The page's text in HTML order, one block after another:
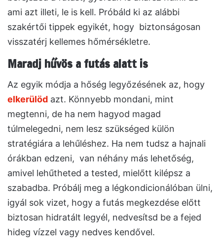
ami azt illeti, le is kell. Próbáld ki az alábbi
szakértői tippek egyikét, hogy biztonságosan
visszatérj kellemes hőmérsékletre.
Maradj hűvös a futás alatt is
Az egyik módja a hőség legyőzésének az, hogy
elkerülöd azt. Könnyebb mondani, mint
megtenni, de ha nem hagyod magad
túlmelegedni, nem lesz szükséged külön
stratégiára a lehűléshez. Ha nem tudsz a hajnali
órákban edzeni, van néhány más lehetőség,
amivel lehűtheted a tested, mielőtt kilépsz a
szabadba. Próbálj meg a légkondicionálóban ülni,
igyál sok vizet, hogy a futás megkezdése előtt
biztosan hidratált legyél, nedvesítsd be a fejed
hideg vízzel vagy nedves kendővel.